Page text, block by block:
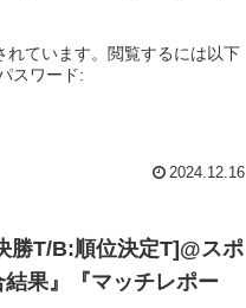
れています。閲覧するには以下
スワード:
2024.12.16
勝T/B:順位決定T]@スポ
果』『マッチレポー